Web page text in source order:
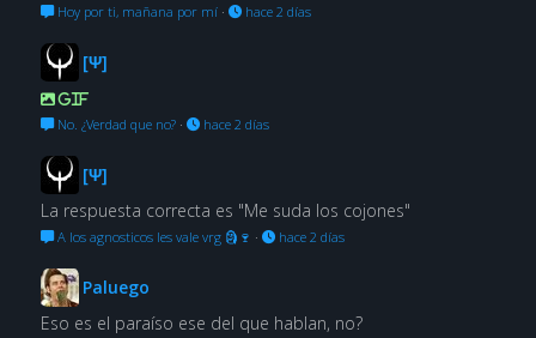
Hoy por ti, mañana por mí· hace 2 días
[Ψ]
GIF
No. ¿Verdad que no?· hace 2 días
[Ψ]
La respuesta correcta es "Me suda los cojones"
A los agnosticos les vale vrg 🗿🍷 · hace 2 días
Paluego
Eso es el paraíso ese del que hablan, no?